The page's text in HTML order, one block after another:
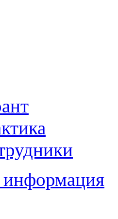
информация